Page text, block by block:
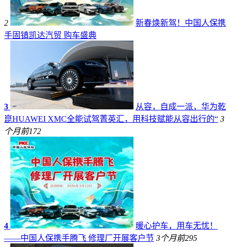
2
新春焕新驾！中国人保携
手固镇凯达汽贸 购车盛典
3
从容，自成一派，华为乾
崑HUAWEI XMC全能试驾菁英汇，用科技赋能从容出行的“ 3
个月前172
4
暖心护车，用车无忧！
——中国人保携手腾飞 修理厂开展客户节 3个月前295